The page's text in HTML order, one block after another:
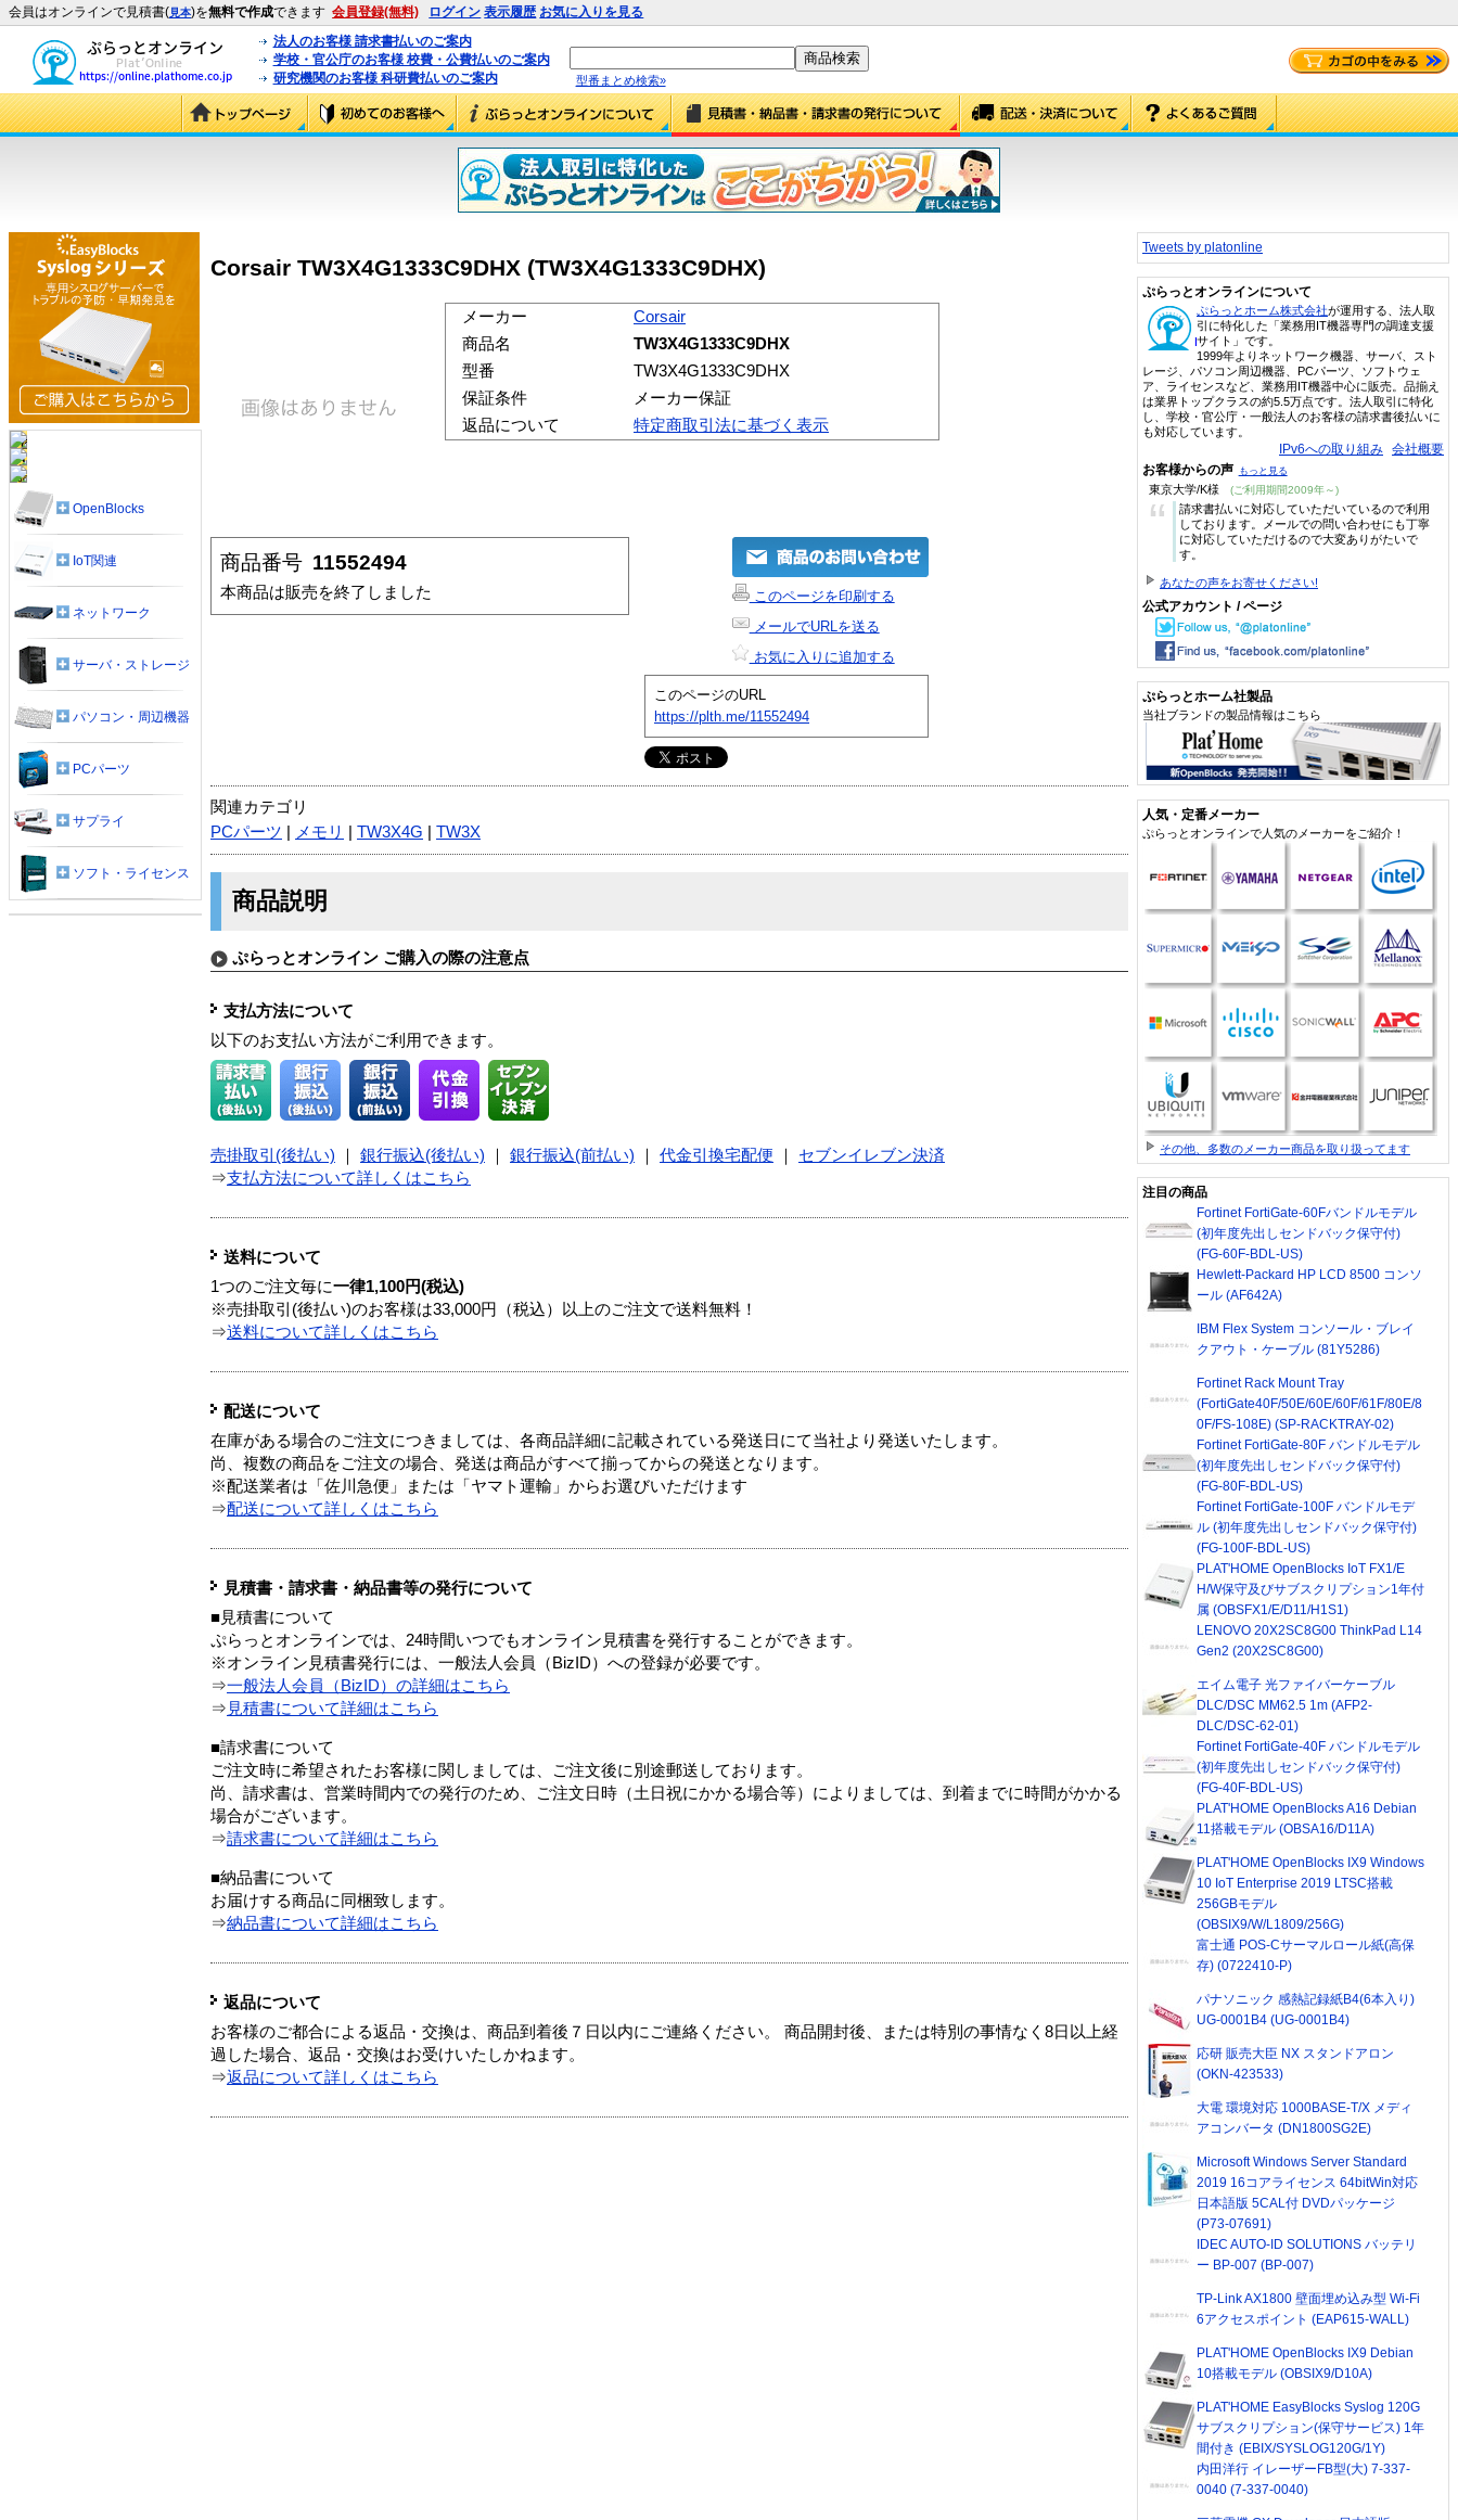
会員はオンラインで見積書(見本)を無料で作成できます 会員登録(無料) ログイン 表示履歴 お気に入りを見る
法人のお客様 請求書払いのご案内
学校・官公庁のお客様 校費・公費払いのご案内
研究機関のお客様 科研費払いのご案内
型番まとめ検索»
Corsair TW3X4G1333C9DHX (TW3X4G1333C9DHX)
メーカー
Corsair
商品名
TW3X4G1333C9DHX
型番
TW3X4G1333C9DHX
保証条件
メーカー保証
返品について
特定商取引法に基づく表示
商品番号 11552494
本商品は販売を終了しました
このページを印刷する
メールでURLを送る
お気に入りに追加する
このページのURL
https://plth.me/11552494
関連カテゴリ
PCパーツ
メモリ TW3X4G TW3X
商品説明
ぷらっとオンライン ご購入の際の注意点
支払方法について
以下のお支払い方法がご利用できます。
売掛取引(後払い) 銀行振込(後払い) 銀行振込(前払い) 代金引換宅配便
セブンイレブン決済
⇒支払方法について詳しくはこちら
送料について
1つのご注文毎に一律1,100円(税込)
※売掛取引(後払い)のお客様は33,000円（税込）以上のご注文で送料無料！
⇒送料について詳しくはこちら
配送について
在庫がある場合のご注文につきましては、各商品詳細に記載されている発送日にて当社より発送いたします。
尚、複数の商品をご注文の場合、発送は商品がすべて揃ってからの発送となります。
※配送業者は「佐川急便」または「ヤマト運輸」からお選びいただけます
⇒配送について詳しくはこちら
見積書・請求書・納品書等の発行について
■見積書について
ぷらっとオンラインでは、24時間いつでもオンライン見積書を発行することができます。
※オンライン見積書発行には、一般法人会員（BizID）への登録が必要です。
⇒一般法人会員（BizID）の詳細はこちら
⇒ 見積書について詳細はこちら
■請求書について
ご注文時に希望されたお客様に関しましては、ご注文後に別途郵送しております。
尚、請求書は、営業時間内での発行のため、ご注文日時（土日祝にかかる場合等）によりましては、到着までに時間がかかる
場合がございます。
⇒請求書について詳細はこちら
■納品書について
お届けする商品に同梱致します。
⇒納品書について詳細はこちら
返品について
お客様のご都合による返品・交換は、商品到着後７日以内にご連絡ください。 商品開封後、または特別の事情なく8日以上経
過した場合、返品・交換はお受けいたしかねます。
⇒返品について詳しくはこちら
OpenBlocks
IoT関連
ネットワーク
サーバ・ストレージ
パソコン・周辺機器
PCパーツ
サプライ
ソフト・ライセンス
Tweets by platonline
ぷらっとオンラインについて
ぷらっとホーム株式会社が運用する、法人取
引に特化した「業務用IT機器専門の調達支援
サイト」です。
1999年よりネットワーク機器、サーバ、スト
レージ、パソコン周辺機器、PCパーツ、ソフトウェ
ア、ライセンスなど、業務用IT機器中心に販売。品揃え
は業界トップクラスの約5.5万点です。法人取引に特化
し、学校・官公庁・一般法人のお客様の請求書後払いに
も対応しています。
IPv6への取り組み 会社概要
お客様からの声 もっと見る
東京大学/K様 (ご利用期間2009年～)
“
請求書払いに対応していただいているので利用
しております。メールでの問い合わせにも丁寧
に対応していただけるので大変ありがたいで
す。
あなたの声をお寄せください!
公式アカウント / ページ
ぷらっとホーム社製品
当社ブランドの製品情報はこちら
人気・定番メーカー
ぷらっとオンラインで人気のメーカーをご紹介！
その他、多数のメーカー商品を取り扱ってます
注目の商品
Fortinet FortiGate-60Fバンドルモデル
(初年度先出しセンドバック保守付)
(FG-60F-BDL-US)
Hewlett-Packard HP LCD 8500 コンソ
ール (AF642A)
IBM Flex System コンソール・ブレイ
クアウト・ケーブル (81Y5286)
Fortinet Rack Mount Tray
(FortiGate40F/50E/60E/60F/61F/80E/8
0F/FS-108E) (SP-RACKTRAY-02)
Fortinet FortiGate-80F バンドルモデル
(初年度先出しセンドバック保守付)
(FG-80F-BDL-US)
Fortinet FortiGate-100F バンドルモデ
ル (初年度先出しセンドバック保守付)
(FG-100F-BDL-US)
PLAT'HOME OpenBlocks IoT FX1/E
H/W保守及びサブスクリプション1年付
属 (OBSFX1/E/D11/H1S1)
LENOVO 20X2SC8G00 ThinkPad L14
Gen2 (20X2SC8G00)
エイム電子 光ファイバーケーブル
DLC/DSC MM62.5 1m (AFP2-
DLC/DSC-62-01)
Fortinet FortiGate-40F バンドルモデル
(初年度先出しセンドバック保守付)
(FG-40F-BDL-US)
PLAT'HOME OpenBlocks A16 Debian
11搭載モデル (OBSA16/D11A)
PLAT'HOME OpenBlocks IX9 Windows
10 IoT Enterprise 2019 LTSC搭載
256GBモデル
(OBSIX9/W/L1809/256G)
富士通 POS-Cサーマルロール紙(高保
存) (0722410-P)
パナソニック 感熱記録紙B4(6本入り)
UG-0001B4 (UG-0001B4)
応研 販売大臣 NX スタンドアロン
(OKN-423533)
大電 環境対応 1000BASE-T/X メディ
アコンバータ (DN1800SG2E)
Microsoft Windows Server Standard
2019 16コアライセンス 64bitWin対応
日本語版 5CAL付 DVDパッケージ
(P73-07691)
IDEC AUTO-ID SOLUTIONS バッテリ
ー BP-007 (BP-007)
TP-Link AX1800 壁面埋め込み型 Wi-Fi
6アクセスポイント (EAP615-WALL)
PLAT'HOME OpenBlocks IX9 Debian
10搭載モデル (OBSIX9/D10A)
PLAT'HOME EasyBlocks Syslog 120G
サブスクリプション(保守サービス) 1年
間付き (EBIX/SYSLOG120G/1Y)
内田洋行 イレーザーFB型(大) 7-337-
0040 (7-337-0040)